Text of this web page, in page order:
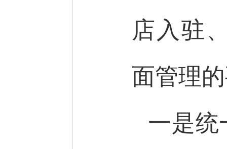
店入驻
面管理
一是统